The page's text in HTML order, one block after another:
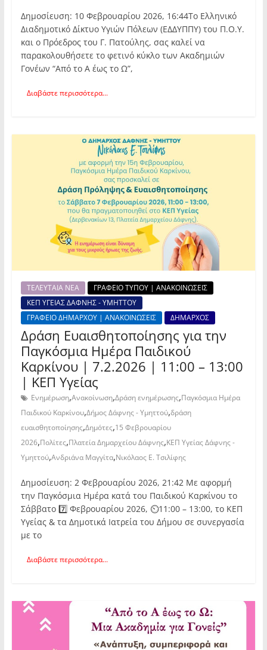
Δημοσίευση: 10 Φεβρουαρίου 2026, 16:44Το Ελληνικό
Διαδημοτικό Δίκτυο Υγιών Πόλεων (ΕΔΔΥΠΠΥ) του Π.Ο.Υ.
και ο Πρόεδρος του Γ. Πατούλης, σας καλεί να
παρακολουθήσετε το φετινό κύκλο των Ακαδημιών
Γονέων “Από το Α έως το Ω”,
Διαβάστε περισσότερα...
ΤΕΛΕΥΤΑΙΑ ΝΕΑ
ΓΡΑΦΕΙΟ ΤΥΠΟΥ | ΑΝΑΚΟΙΝΩΣΕΙΣ
ΚΕΠ ΥΓΕΙΑΣ ΔΑΦΝΗΣ - ΥΜΗΤΤΟΥ
ΓΡΑΦΕΙΟ ΔΗΜΑΡΧΟΥ | ΑΝΑΚΟΙΝΩΣΕΙΣ
ΔΗΜΑΡΧΟΣ
Δράση Ευαισθητοποίησης για την
Παγκόσμια Ημέρα Παιδικού
Καρκίνου | 7.2.2026 | 11:00 – 13:00
| ΚΕΠ Υγείας
Ενημέρωση,Ανακοίνωση,Δράση ενημέρωσης,Παγκόσμια Ημέρα
Παιδικού Καρκίνου,Δήμος Δάφνης - Υμηττού,δράση
ευαισθητοποίησης,Δημότες,15 Φεβρουαρίου
2026,Πολίτες,Πλατεία Δημαρχείου Δάφνης,ΚΕΠ Υγείας Δάφνης -
Υμηττού,Ανδριάνα Μαγγίτα,Νικόλαος Ε. Τσιλίφης
Δημοσίευση: 2 Φεβρουαρίου 2026, 21:42 Με αφορμή
την Παγκόσμια Ημέρα κατά του Παιδικού Καρκίνου το
Σάββατο 7️⃣ Φεβρουαρίου 2026, ⏲️11:00 – 13:00, το ΚΕΠ
Υγείας & τα Δημοτικά Ιατρεία του Δήμου σε συνεργασία
με το
Διαβάστε περισσότερα...